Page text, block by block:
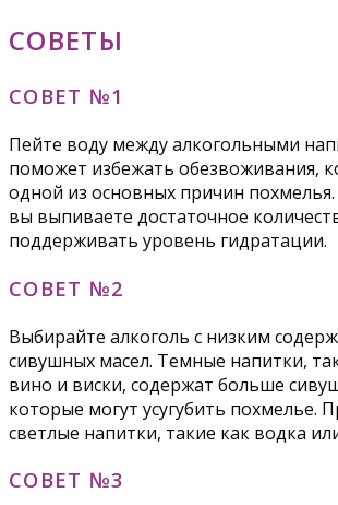
СОВЕТЫ
СОВЕТ №1
Пейте воду между алкогольными
поможет избежать обезвоживания,
одной из основных причин похмелья.
вы выпиваете достаточное
поддерживать уровень гидратации.
СОВЕТ №2
Выбирайте алкоголь с низким
сивушных масел. Темные напитки,
вино и виски, содержат больше
которые могут усугубить похмелье.
светлые напитки, такие как водка
СОВЕТ №3